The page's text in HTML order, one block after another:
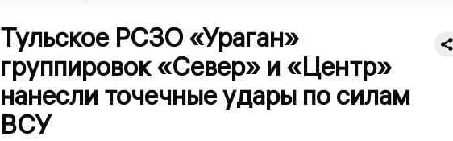
Тульское РСЗО «Ураган»
группировок «Север» и «Центр»
нанесли точечные удары по силам
ВСУ